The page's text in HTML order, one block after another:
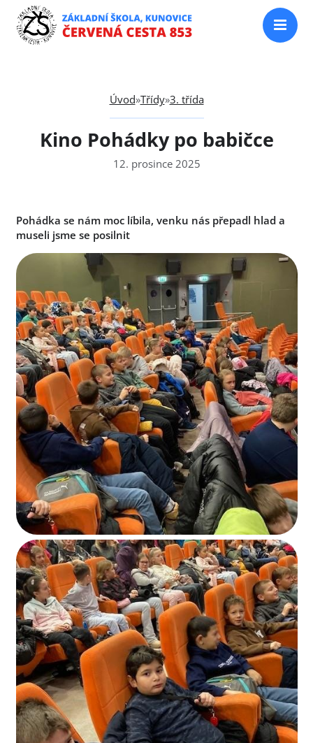
Úvod»Třídy»3. třída
Kino Pohádky po babičce
12. prosince 2025
Pohádka se nám moc líbila, venku nás přepadl hlad a
museli jsme se posilnit